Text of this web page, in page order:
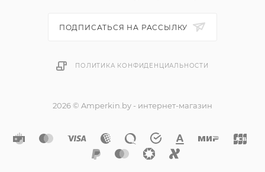
ПОДПИСАТЬСЯ НА РАССЫЛКУ
ПОЛИТИКА КОНФИДЕНЦИАЛЬНОСТИ
2026 © Amperkin.by - интернет-магазин